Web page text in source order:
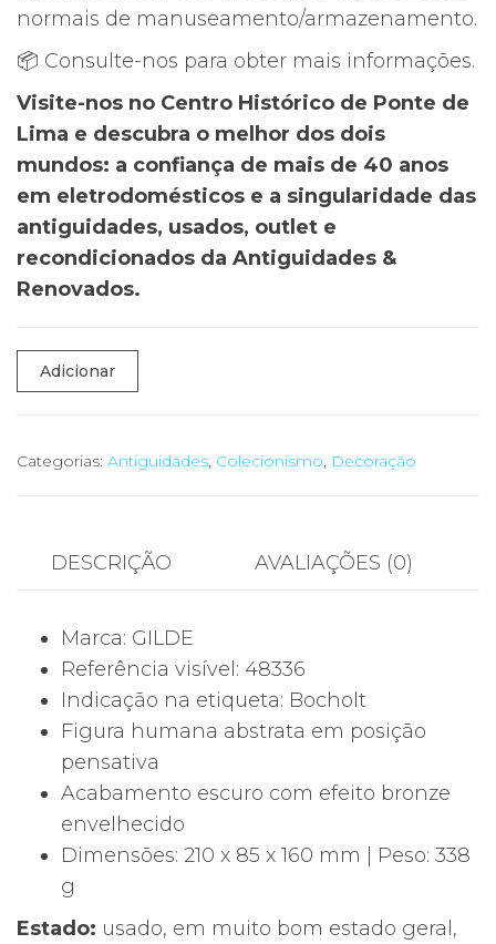
normais de manuseamento/armazenamento.
📦 Consulte-nos para obter mais informações.
Visite-nos no Centro Histórico de Ponte de
Lima e descubra o melhor dos dois
mundos: a confiança de mais de 40 anos
em eletrodomésticos e a singularidade das
antiguidades, usados, outlet e
recondicionados da Antiguidades &
Renovados.
Quantidade
de
Escultura
Pensativa
Bocholt
Adicionar
Categorias: Antiguidades, Colecionismo, Decoração
DESCRIÇÃO AVALIAÇÕES (0)
Marca: GILDE
Referência visível: 48336
Indicação na etiqueta: Bocholt
Figura humana abstrata em posição
pensativa
Acabamento escuro com efeito bronze
envelhecido
Dimensões: 210 x 85 x 160 mm | Peso: 338
g
Estado: usado, em muito bom estado geral,